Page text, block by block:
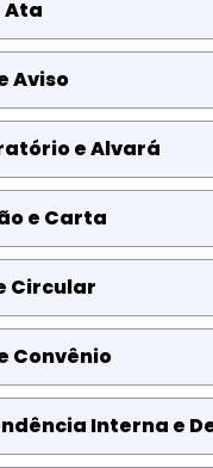
Ata
Aviso
e Alvará
e Carta
Circular
Convênio
Interna e